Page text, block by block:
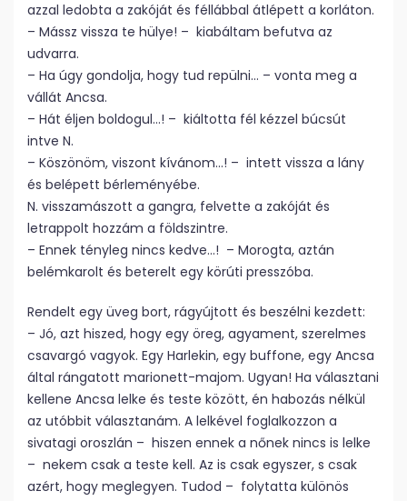
azzal ledobta a zakóját és féllábbal átlépett a korláton.
– Mássz vissza te hülye! – kiabáltam befutva az
udvarra.
– Ha úgy gondolja, hogy tud repülni… – vonta meg a
vállát Ancsa.
– Hát éljen boldogul…! – kiáltotta fél kézzel búcsút
intve N.
– Köszönöm, viszont kívánom…! – intett vissza a lány
és belépett bérleményébe.
N. visszamászott a gangra, felvette a zakóját és
letrappolt hozzám a földszintre.
– Ennek tényleg nincs kedve…! – Morogta, aztán
belémkarolt és beterelt egy körúti presszóba.
Rendelt egy üveg bort, rágyújtott és beszélni kezdett:
– Jó, azt hiszed, hogy egy öreg, agyament, szerelmes
csavargó vagyok. Egy Harlekin, egy buffone, egy Ancsa
által rángatott marionett-majom. Ugyan! Ha választani
kellene Ancsa lelke és teste között, én habozás nélkül
az utóbbit választanám. A lelkével foglalkozzon a
sivatagi oroszlán – hiszen ennek a nőnek nincs is lelke
– nekem csak a teste kell. Az is csak egyszer, s csak
azért, hogy meglegyen. Tudod – folytatta különös